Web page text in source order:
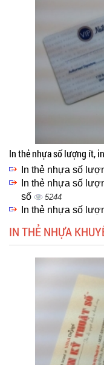
In thẻ nhựa số lượng ít,
In thẻ nhựa số
In thẻ nhựa số
số
5244
In thẻ nhựa số
IN THẺ NHỰA